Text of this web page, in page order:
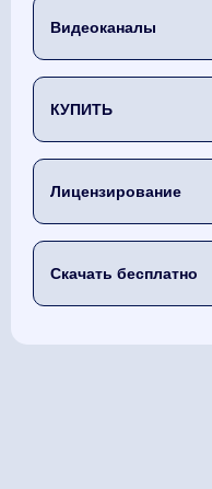
Видеоканалы
КУПИТЬ
Лицензирование
Скачать бесплатно